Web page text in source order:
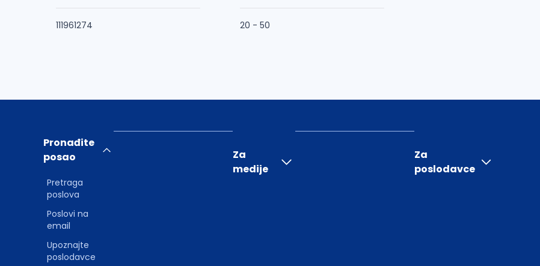
111961274 20 - 50
Pronađite
posao
Pretraga
poslova
Poslovi na
email
Upoznajte
poslodavce
Za
medije
Za
poslodavce